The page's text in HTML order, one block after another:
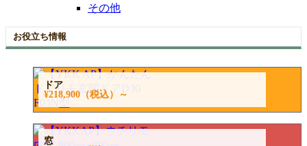
その他
お役立ち情報
ドア
¥218,900（税込）～
窓